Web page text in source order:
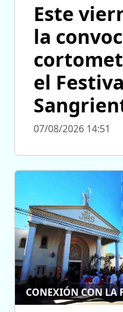
Este
la
el
07/08/2026 14:51
CONEXIÓN CON LA